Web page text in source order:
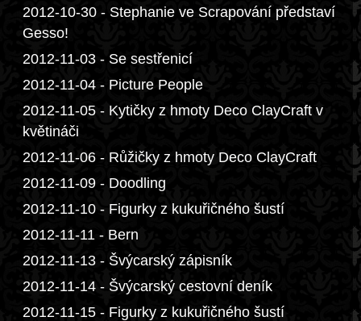
2012-10-30 - Stephanie ve Scrapování představí
Gesso!
2012-11-03 - Se sestřenicí
2012-11-04 - Picture People
2012-11-05 - Kytičky z hmoty Deco ClayCraft v
květináči
2012-11-06 - Růžičky z hmoty Deco ClayCraft
2012-11-09 - Doodling
2012-11-10 - Figurky z kukuřičného šustí
2012-11-11 - Bern
2012-11-13 - Švýcarský zápisník
2012-11-14 - Švýcarský cestovní deník
2012-11-15 - Figurky z kukuřičného šustí